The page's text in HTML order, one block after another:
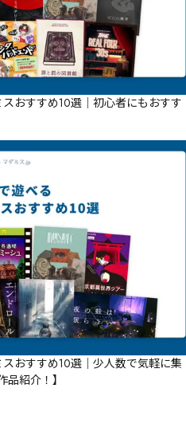
おすすめ10選｜初心者にもおすす
おすすめ10選｜少人数で気軽に集
紹介！】